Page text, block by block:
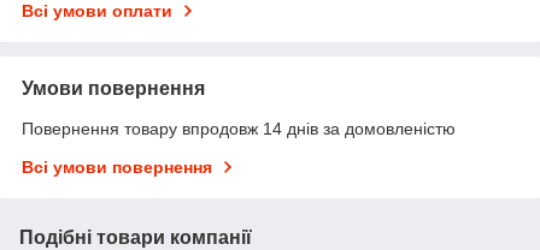
Всі умови оплати
Умови повернення
Повернення товару впродовж 14 днів за домовленістю
Всі умови повернення
Подібні товари компанії